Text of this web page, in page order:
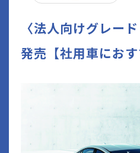
〈法人向けグレー
発売【社用車におす